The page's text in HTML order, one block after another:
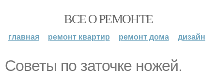
ВСЕ О РЕМОНТЕ
главная ремонт квартир ремонт дома дизайн
Советы по заточке ножей.